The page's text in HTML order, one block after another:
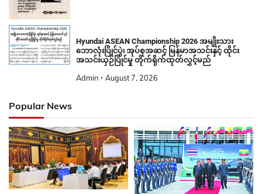
Hyundai ASEAN Championship 2026 အမျိုးသား
ဘောလုံးပြိုင်ပွဲ၊ အုပ်စုအဆင့် မြန်မာအသင်းနှင့် ထိုင်း
အသင်းယှဉ်ပြိုင်မှု တိုက်ရိုက်ထုတ်လွှင့်မည်
Admin August 7, 2026
Popular News